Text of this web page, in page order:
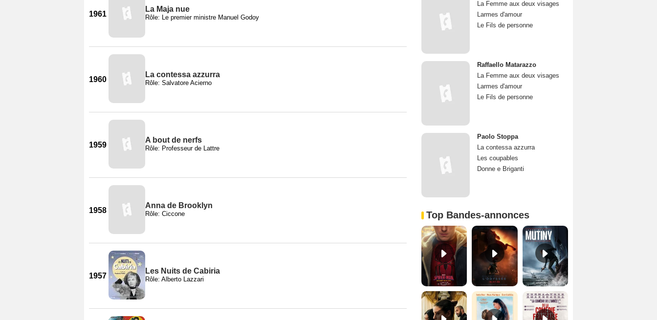
1961
La Maja nue
Rôle: Le premier ministre Manuel Godoy
1960
La contessa azzurra
Rôle: Salvatore Acierno
1959
A bout de nerfs
Rôle: Professeur de Lattre
1958
Anna de Brooklyn
Rôle: Ciccone
1957
Les Nuits de Cabiria
Rôle: Alberto Lazzari
La Femme aux deux visages
Larmes d'amour
Le Fils de personne
Raffaello Matarazzo
La Femme aux deux visages
Larmes d'amour
Le Fils de personne
Paolo Stoppa
La contessa azzurra
Les coupables
Donne e Briganti
Top Bandes-annonces
Spider-Man: Brand New Day Bande-annonce VO STFR L'Odyssée Bande-annonce VO STFR
Les Matins merveilleux Bande-annonce VF De la Comédie-Française Teaser VF